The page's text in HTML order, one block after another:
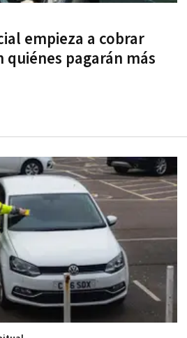
empieza a cobrar
quiénes pagarán más